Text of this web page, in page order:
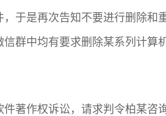
于是再次告知不要进行删除
群中均有要求删除某系列计算
著作权诉讼，请求判令柏某